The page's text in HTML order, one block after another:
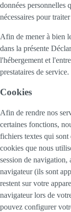
données personnelles
nécessaires pour
Afin de mener à bien
dans la présente
l'hébergement et
prestataires de service.
Cookies
Afin de rendre nos
certaines fonctions,
fichiers textes qui sont
cookies que nous
session de
navigateur (ils sont
restent sur votre
navigateur lors de
pouvez configurer